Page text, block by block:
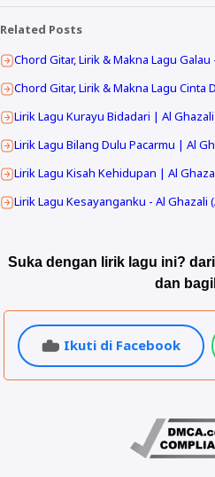
Related Posts
Chord Gitar, Lirik & Makna Lagu Galau
Chord Gitar, Lirik & Makna Lagu Cinta
Lirik Lagu Kurayu Bidadari | Al Ghazali
Lirik Lagu Bilang Dulu Pacarmu | Al
Lirik Lagu Kisah Kehidupan | Al
Lirik Lagu Kesayanganku - Al Ghazali
Suka dengan lirik lagu ini?
dan
Ikuti di Facebook